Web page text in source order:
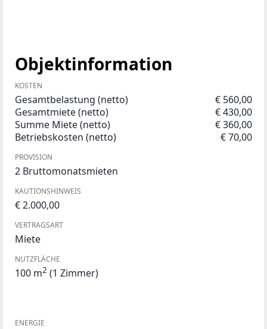
Objektinformation
KOSTEN
Gesamtbelastung (netto)
€ 560,00
Gesamtmiete (netto)
€ 430,00
Summe Miete (netto)
€ 360,00
Betriebskosten (netto)
€ 70,00
PROVISION
2 Bruttomonatsmieten
KAUTIONSHINWEIS
€ 2.000,00
VERTRAGSART
Miete
NUTZFLÄCHE
100 m2 (1 Zimmer)
ENERGIE